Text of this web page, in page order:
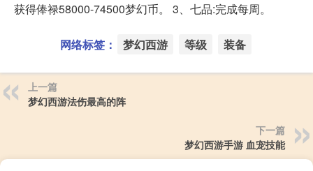
获得俸禄58000-74500梦幻币。 3、七品:完成每周。
网络标签： 梦幻西游 等级 装备
上一篇
梦幻西游法伤最高的阵
下一篇
梦幻西游手游 血宠技能